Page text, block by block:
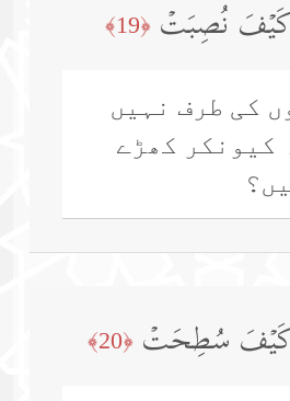
كَیۡفَ نُصِبَتۡ ﴿19﴾
کی طرف نہیں
کیونکر کھڑے
كَیۡفَ سُطِحَتۡ ﴿20﴾